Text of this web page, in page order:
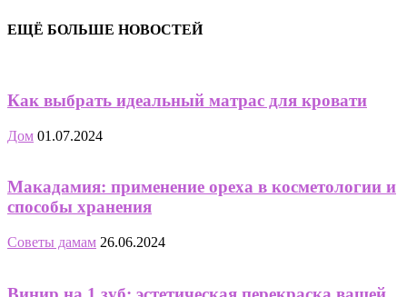
ЕЩЁ БОЛЬШЕ НОВОСТЕЙ
Как выбрать идеальный матрас для кровати
Дом 01.07.2024
Макадамия: применение ореха в косметологии и
способы хранения
Советы дамам 26.06.2024